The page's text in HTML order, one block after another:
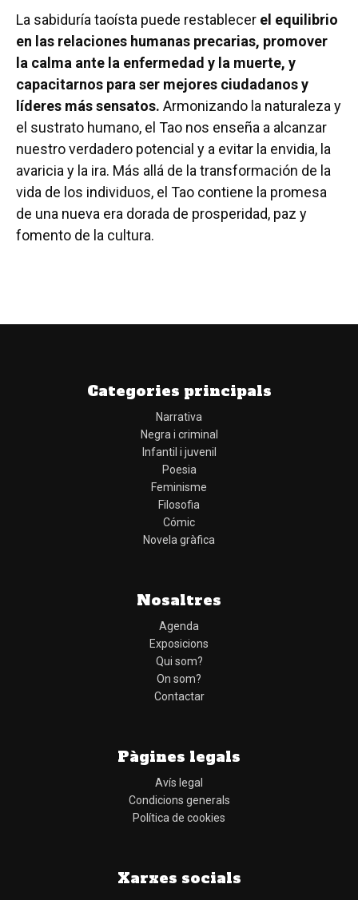
La sabiduría taoísta puede restablecer el equilibrio
en las relaciones humanas precarias, promover
la calma ante la enfermedad y la muerte, y
capacitarnos para ser mejores ciudadanos y
líderes más sensatos. Armonizando la naturaleza y
el sustrato humano, el Tao nos enseña a alcanzar
nuestro verdadero potencial y a evitar la envidia, la
avaricia y la ira. Más allá de la transformación de la
vida de los individuos, el Tao contiene la promesa
de una nueva era dorada de prosperidad, paz y
fomento de la cultura.
Categories principals
Narrativa
Negra i criminal
Infantil i juvenil
Poesia
Feminisme
Filosofia
Cómic
Novela gràfica
Nosaltres
Agenda
Exposicions
Qui som?
On som?
Contactar
Pàgines legals
Avís legal
Condicions generals
Política de cookies
Xarxes socials